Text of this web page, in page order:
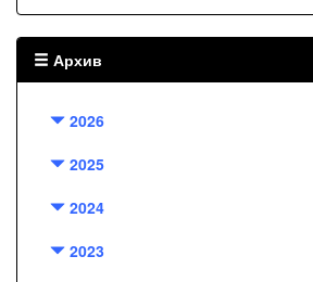
Архив
2026
2025
2024
2023